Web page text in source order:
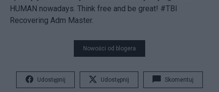
HUMAN nowadays. Think free and be great! #TBI
Recovering Adm Master.
Nowości od blogera
Udostępnij Udostępnij Skomentuj